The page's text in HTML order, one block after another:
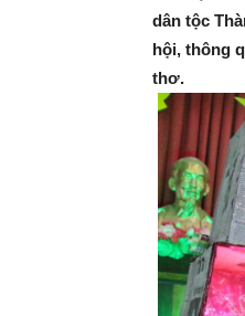
dân tộc
hội, thông
thơ.